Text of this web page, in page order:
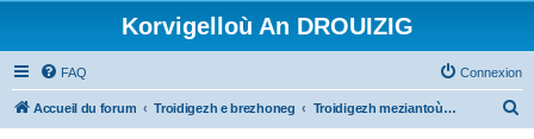
Korvigelloù An DROUIZIG
FAQ Connexion
Accueil du forum Troidigezh e brezhoneg Troidigezh meziantoù all (frank a wirioù evit an darn vrasañ anezho)